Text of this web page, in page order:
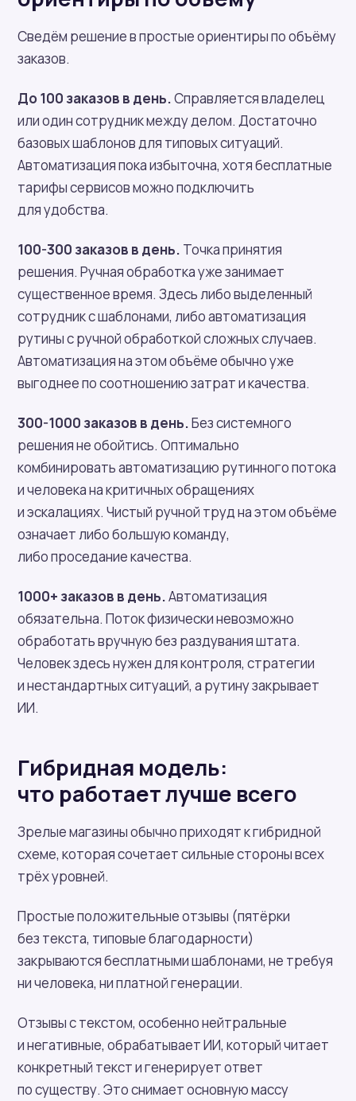
Сведём решение в простые ориентиры по объёму
заказов.
До 100 заказов в день.Справляется владелец
или один сотрудник между делом. Достаточно
базовых шаблонов для типовых ситуаций.
Автоматизация пока избыточна, хотя бесплатные
тарифы сервисов можно подключить
для удобства.
100-300 заказов в день. Точка принятия
решения. Ручная обработка уже занимает
существенное время. Здесь либо выделенный
сотрудник с шаблонами, либо автоматизация
рутины с ручной обработкой сложных случаев.
Автоматизация на этом объёме обычно уже
выгоднее по соотношению затрат и качества.
300-1000 заказов в день.Без системного
решения не обойтись. Оптимально
комбинировать автоматизацию рутинного потока
и человека на критичных обращениях
и эскалациях. Чистый ручной труд на этом объёме
означает либо большую команду,
либо проседание качества.
1000+ заказов в день.Автоматизация
обязательна. Поток физически невозможно
обработать вручную без раздувания штата.
Человек здесь нужен для контроля, стратегии
и нестандартных ситуаций, а рутину закрывает
ИИ.
Гибридная модель:
что работает лучше всего
Зрелые магазины обычно приходят к гибридной
схеме, которая сочетает сильные стороны всех
трёх уровней.
Простые положительные отзывы (пятёрки
без текста, типовые благодарности)
закрываются бесплатными шаблонами, не требуя
ни человека, ни платной генерации.
Отзывы с текстом, особенно нейтральные
и негативные, обрабатывает ИИ, который читает
конкретный текст и генерирует ответ
по существу. Это снимает основную массу